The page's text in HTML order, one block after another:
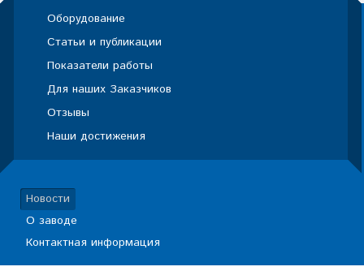
Оборудование
Статьи и публикации
Показатели работы
Для наших Заказчиков
Отзывы
Наши достижения
Новости
О заводе
Контактная информация